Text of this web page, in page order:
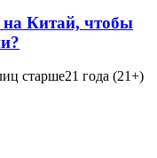
Китай, чтобы
старше21 года (21+)